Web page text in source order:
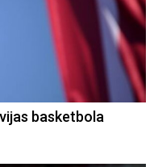
basketbola